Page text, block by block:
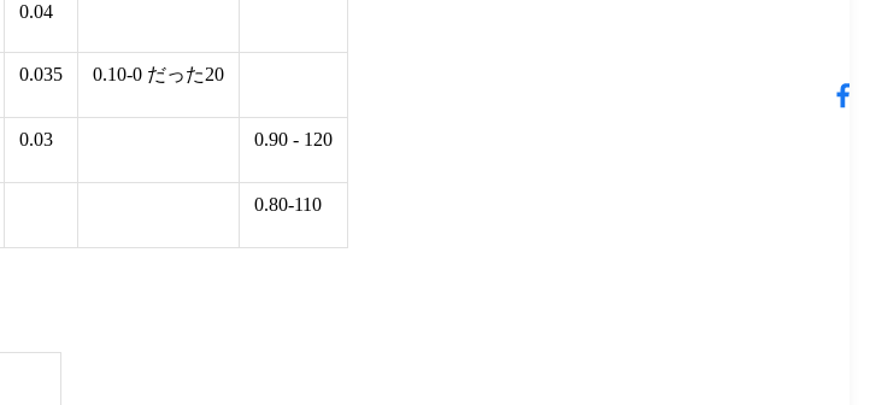
0.04
0.035 0.10-0 だった20
0.03 0.90 - 120
0.80-110